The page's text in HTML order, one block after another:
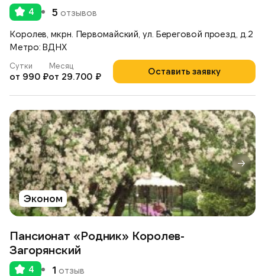
4 5 отзывов
Королев, мкрн. Первомайский, ул. Береговой проезд, д.2
Метро: ВДНХ
Оставить заявку
Сутки
от 990 ₽
Месяц
от 29.700 ₽
Эконом
Пансионат «Родник» Королев-
Загорянский
4 1 отзыв